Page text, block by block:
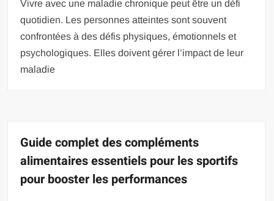
Vivre avec une maladie chronique peut être un défi
quotidien. Les personnes atteintes sont souvent
confrontées à des défis physiques, émotionnels et
psychologiques. Elles doivent gérer l’impact de leur
maladie
Guide complet des compléments
alimentaires essentiels pour les sportifs
pour booster les performances